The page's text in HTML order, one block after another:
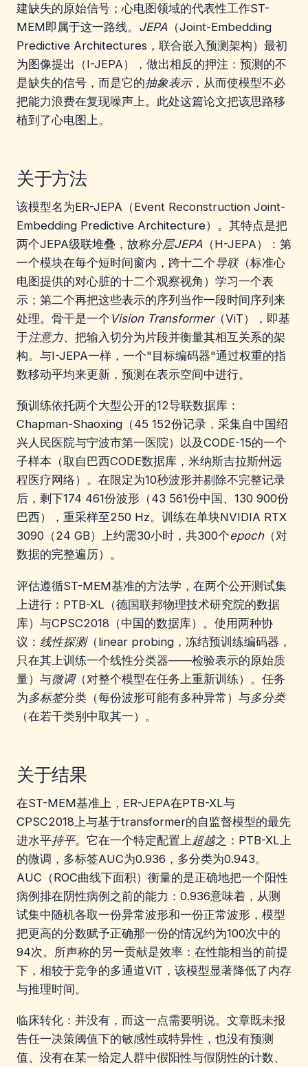
建缺失的原始信号；心电图领域的代表性工作ST-
MEM即属于这一路线。 JEPA （Joint-Embedding
Predictive Architectures，联合嵌入预测架构）最初
为图像提出（I-JEPA），做出相反的押注：预测的不
是缺失的信号，而是它的抽象表示，从而使模型不必
把能力浪费在复现噪声上。此处这篇论文把该思路移
植到了心电图上。
关于方法
该模型名为ER-JEPA（Event Reconstruction Joint-
Embedding Predictive Architecture）。其特点是把
两个JEPA级联堆叠，故称分层JEPA （H-JEPA）：第
一个模块在每个短时间窗内，跨十二个导联（标准心
电图提供的对心脏的十二个观察视角）学习一个表
示；第二个再把这些表示的序列当作一段时间序列来
处理。骨干是一个 Vision Transformer（ViT），即基
于注意力、把输入切分为片段并衡量其相互关系的架
构。与I-JEPA一样，一个"目标编码器"通过权重的指
数移动平均来更新，预测在表示空间中进行。
预训练依托两个大型公开的12导联数据库：
Chapman-Shaoxing（45 152份记录，采集自中国绍
兴人民医院与宁波市第一医院）以及CODE-15的一个
子样本（取自巴西CODE数据库，米纳斯吉拉斯州远
程医疗网络）。在限定为10秒波形并剔除不完整记录
后，剩下174 461份波形（43 561份中国、130 900份
巴西），重采样至250 Hz。训练在单块NVIDIA RTX
3090（24 GB）上约需30小时，共300个epoch（对
数据的完整遍历）。
评估遵循ST-MEM基准的方法学，在两个公开测试集
上进行：PTB-XL（德国联邦物理技术研究院的数据
库）与CPSC2018（中国的数据库）。使用两种协
议： 线性探测（linear probing，冻结预训练编码器，
只在其上训练一个线性分类器——检验表示的原始质
量）与微调（对整个模型在任务上重新训练）。任务
为多标签分类（每份波形可能有多种异常）与多分类
（在若干类别中取其一）。
关于结果
在ST-MEM基准上，ER-JEPA在PTB-XL与
CPSC2018上与基于transformer的自监督模型的最先
进水平持平。它在一个特定配置上 超越之：PTB-XL上
的微调，多标签AUC为0.936，多分类为0.943。
AUC（ROC曲线下面积）衡量的是正确地把一个阳性
病例排在阴性病例之前的能力：0.936意味着，从测
试集中随机各取一份异常波形和一份正常波形，模型
把更高的分数赋予正确那一份的情况约为100次中的
94次。所声称的另一贡献是效率：在性能相当的前提
下，相较于竞争的多通道ViT，该模型显著降低了内存
与推理时间。
临床转化：并没有，而这一点需要明说。文章既未报
告任一决策阈值下的敏感性或特异性，也没有预测
值、没有在某一给定人群中假阳性与假阴性的计数、